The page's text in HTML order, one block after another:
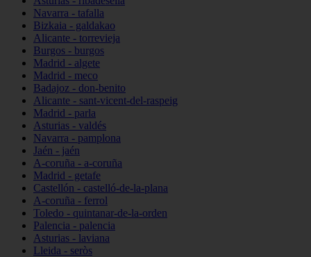
Navarra - tafalla
Bizkaia - galdakao
Alicante - torrevieja
Burgos - burgos
Madrid - algete
Madrid - meco
Badajoz - don-benito
Alicante - sant-vicent-del-raspeig
Madrid - parla
Asturias - valdés
Navarra - pamplona
Jaén - jaén
A-coruña - a-coruña
Madrid - getafe
Castellón - castelló-de-la-plana
A-coruña - ferrol
Toledo - quintanar-de-la-orden
Palencia - palencia
Asturias - laviana
Lleida - seròs